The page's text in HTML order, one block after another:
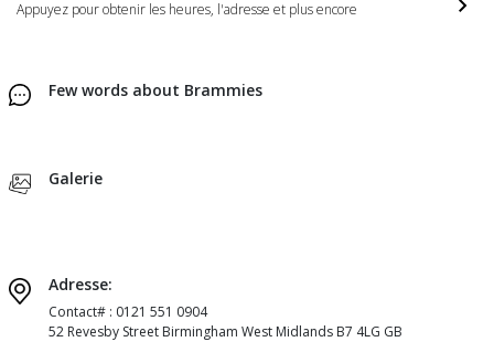
Appuyez pour obtenir les heures, l'adresse et plus encore
Few words about Brammies
Galerie
Adresse:
Contact# : 0121 551 0904
52 Revesby Street Birmingham West Midlands B7 4LG GB